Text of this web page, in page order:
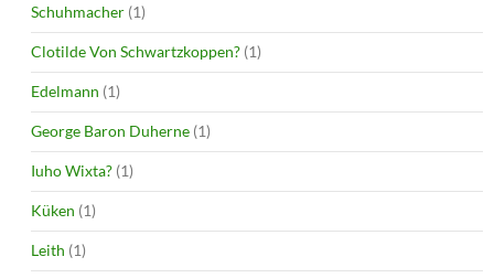
Schuhmacher (1)
Clotilde Von Schwartzkoppen? (1)
Edelmann (1)
George Baron Duherne (1)
Iuho Wixta? (1)
Küken (1)
Leith (1)